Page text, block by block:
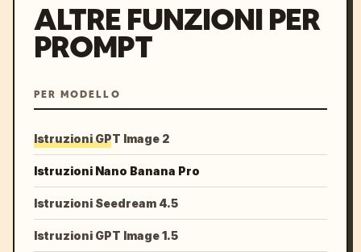
ALTRE FUNZIONI PER
PROMPT
PER MODELLO
Istruzioni GPT Image 2
Istruzioni Nano Banana Pro
Istruzioni Seedream 4.5
Istruzioni GPT Image 1.5